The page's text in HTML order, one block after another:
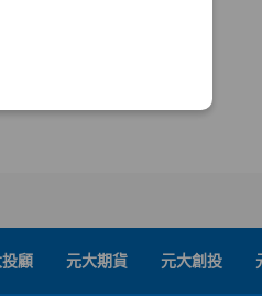
顧 元大期貨 元大創投